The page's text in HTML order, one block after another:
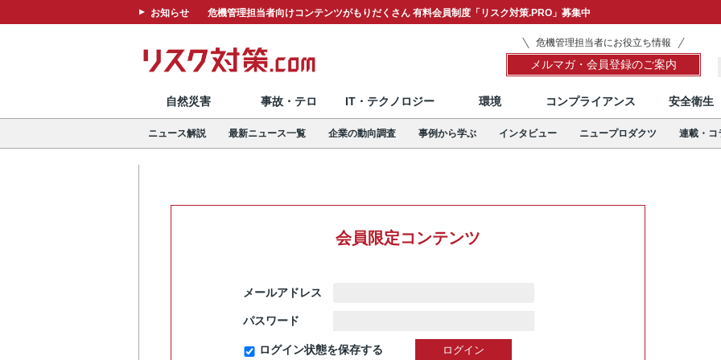
お知らせ 危機管理担当者向けコンテンツがもりだくさん 有料会員制度「リスク対策.PRO」募集中
危機管理担当者にお役立ち情報
メルマガ・会員登録のご案内
自然災害 事故・テロ IT・テクノロジー 環境 コンプライアンス 安全衛生
ニュース解説 最新ニュース一覧 企業の動向調査 事例から学ぶ インタビュー ニュープロダクツ 連載・コ
会員限定コンテンツ
メールアドレス
パスワード
ログイン状態を保存する